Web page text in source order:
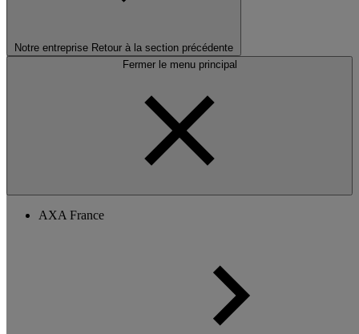
Notre entreprise Retour à la section précédente
Fermer le menu principal
AXA France